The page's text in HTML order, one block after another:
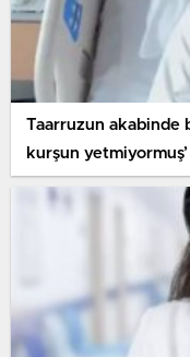
Taarruzun akabinde
kurşun